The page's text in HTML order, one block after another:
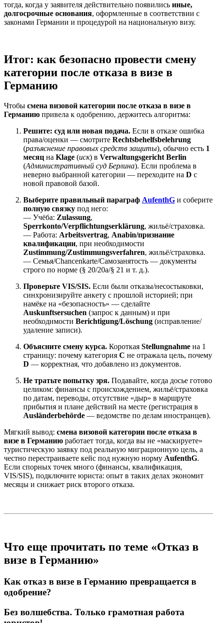
тогда, когда у заявителя действительно появились иные,
долгосрочные основания, оформленные в соответствии с
законами Германии и процедурой на национальную визу.
Итог: как безопасно провести смену
категории после отказа в визе в
Германию
Чтобы смена визовой категории после отказа в визе в
Германию привела к одобрению, держитесь алгоритма:
Решите: суд или новая подача. Если в отказе ошибка
права/оценки — смотрите Rechtsbehelfsbelehrung
(разъяснение правовых средств защиты), обычно есть 1
месяц на Klage (иск) в Verwaltungsgericht Berlin
(Административный суд Берлина). Если проблема в
неверно выбранной категории — переходите на D с
новой правовой базой.
Выберите правильный параграф AufenthG и соберите
полную связку под него:
— Учёба: Zulassung,
Sperrkonto/Verpflichtungserklärung, жильё/страховка.
— Работа: Arbeitsvertrag, Anabin/признание
квалификации, при необходимости
Zustimmung/Zustimmungsverfahren, жильё/страховка.
— Семья/Chancenkarte/Самозанятость — документы
строго по норме (§ 20/20a/§ 21 и т. д.).
Проверьте VIS/SIS. Если были отказы/несостыковки,
синхронизируйте анкету с прошлой историей; при
намёке на «безопасность» — сделайте
Auskunftsersuchen (запрос к данным) и при
необходимости Berichtigung/Löschung (исправление/
удаление записи).
Объясните смену курса. Короткая Stellungnahme на 1
страницу: почему категория C не отражала цель, почему
D — корректная, что добавлено из документов.
Не тратьте попытку зря. Подавайте, когда досье готово
целиком: финансы с происхождением, жильё/страховка
по датам, переводы, отсутствие «дыр» в маршруте
прибытия и плане действий на месте (регистрация в
Ausländerbehörde — ведомстве по делам иностранцев).
Мягкий вывод: смена визовой категории после отказа в
визе в Германию работает тогда, когда вы не «маскируете»
туристическую заявку под реальную миграционную цель, а
честно перестраиваете кейс под нужную норму AufenthG.
Если спорных точек много (финансы, квалификация,
VIS/SIS), подключите юриста: опыт в таких делах экономит
месяцы и снижает риск второго отказа.
Что еще прочитать по теме «Отказ в
визе в Германию»
Как отказ в визе в Германию превращается в
одобрение?
Без волшебства. Только грамотная работа